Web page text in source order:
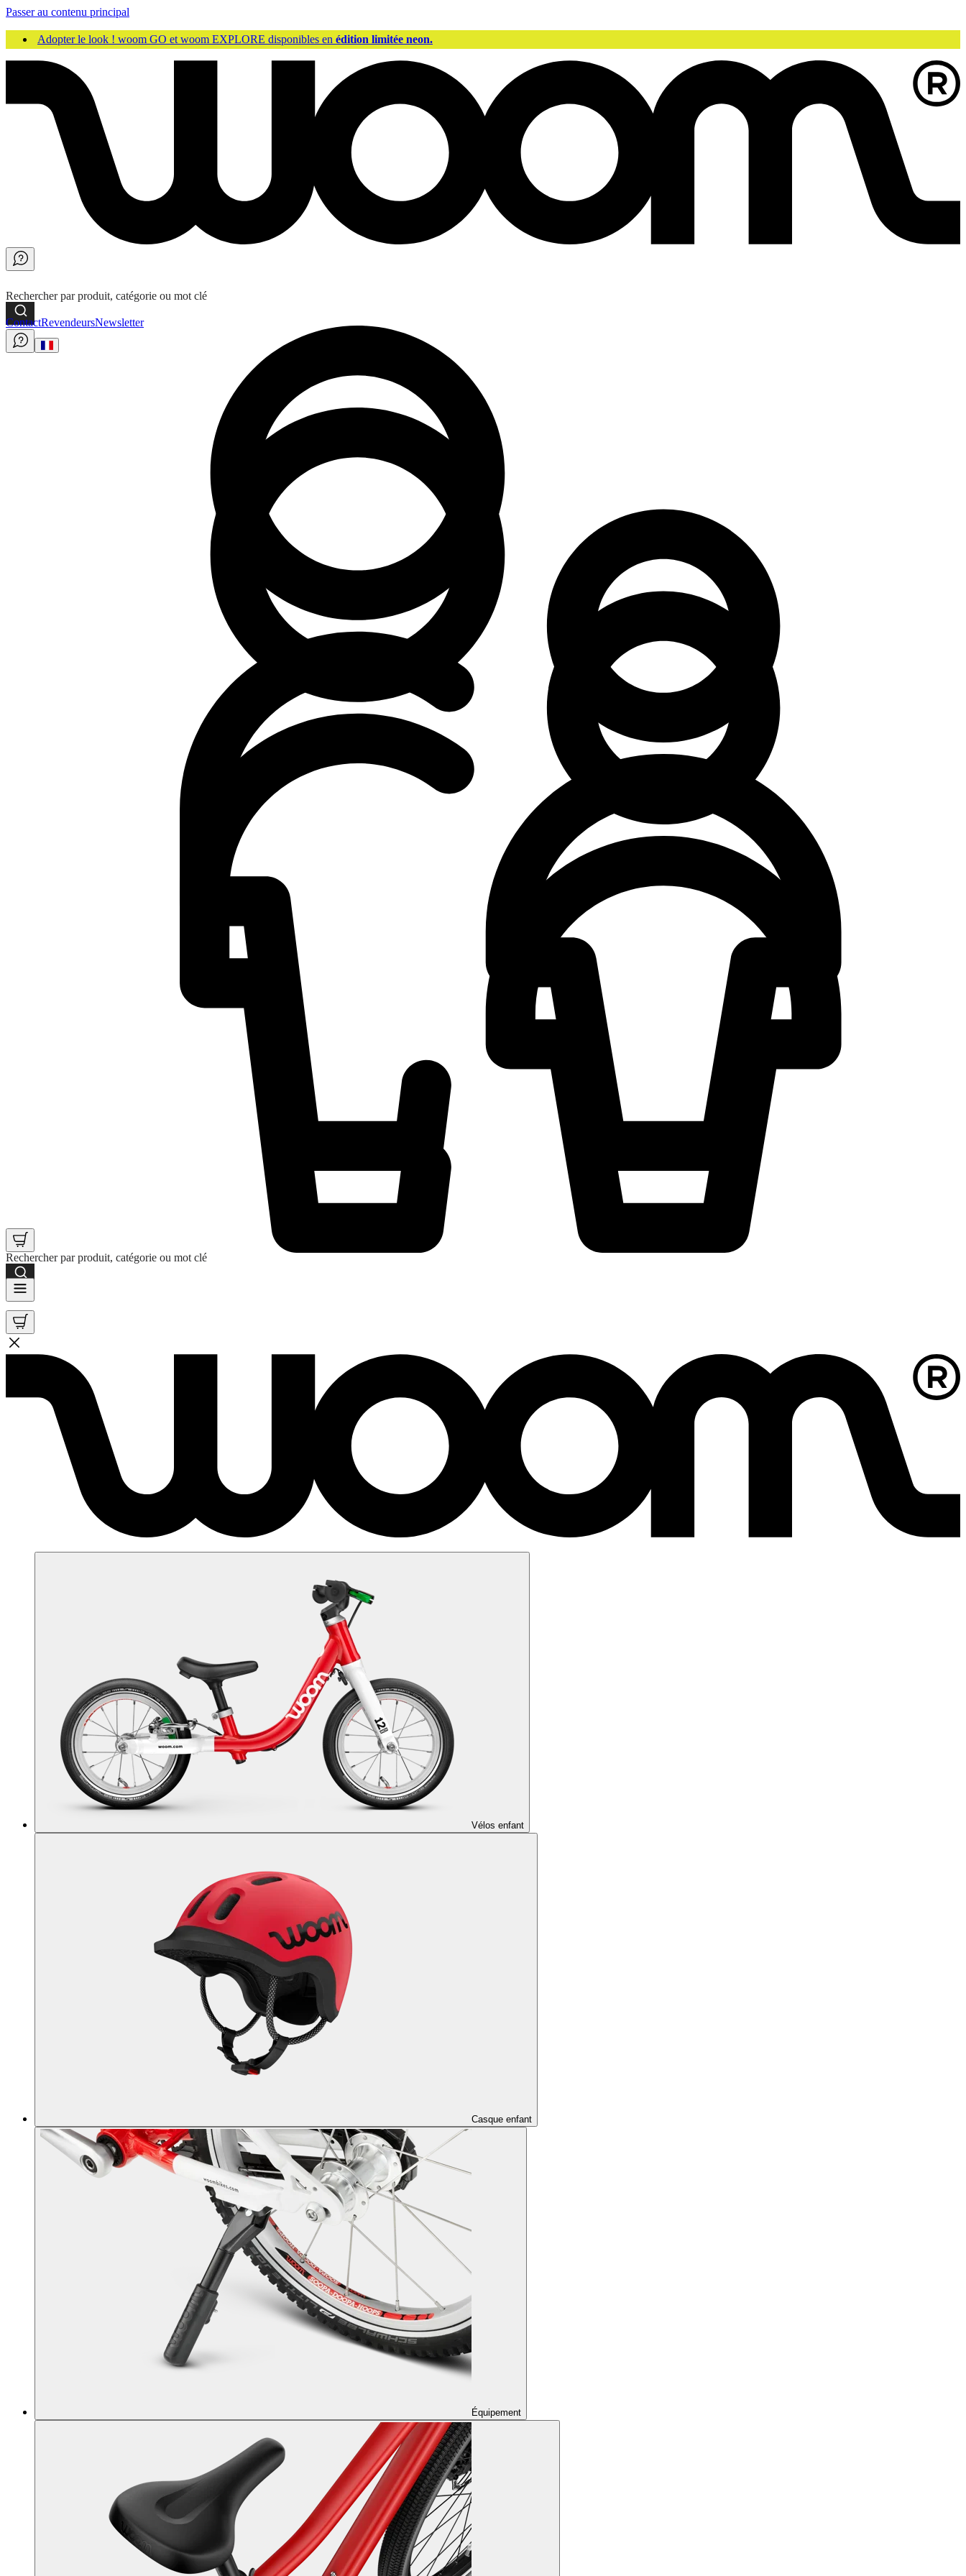
Passer au contenu principal
Adopter le look ! woom GO et woom EXPLORE disponibles en édition limitée neon.
Rechercher par produit, catégorie ou mot clé
Rechercher par produit, catégorie ou mot clé
ContactRevendeursNewsletter
Vélos enfant
Casque enfant
Équipement